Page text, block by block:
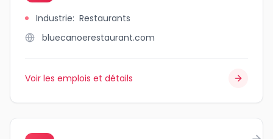
Industrie: Restaurants
bluecanoerestaurant.com
Voir les emplois et détails